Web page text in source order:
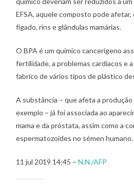
EFSA, aquele composto pode
fígado, rins e glândulas mamárias.
O BPA é um químico cancerígeno
fertilidade, a problemas cardíacos e
fabrico de vários tipos de plástico
A substância – que afeta a
exemplo – já foi associada ao
mama e da próstata, assim como a
espermatozoides no sémen humano.
11 jul 2019 14:45 –N.N./AFP